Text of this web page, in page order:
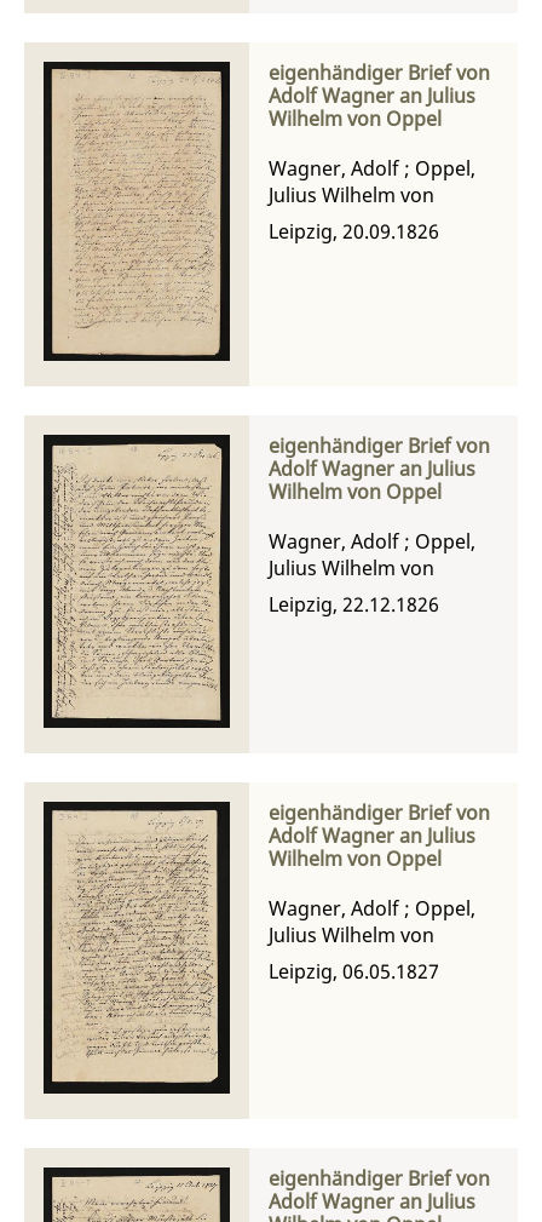
eigenhändiger Brief von
Adolf Wagner an Julius
Wilhelm von Oppel
Wagner, Adolf ; Oppel,
Julius Wilhelm von
Leipzig, 20.09.1826
eigenhändiger Brief von
Adolf Wagner an Julius
Wilhelm von Oppel
Wagner, Adolf ; Oppel,
Julius Wilhelm von
Leipzig, 22.12.1826
eigenhändiger Brief von
Adolf Wagner an Julius
Wilhelm von Oppel
Wagner, Adolf ; Oppel,
Julius Wilhelm von
Leipzig, 06.05.1827
eigenhändiger Brief von
Adolf Wagner an Julius